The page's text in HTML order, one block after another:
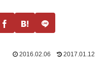
2016.02.06 2017.01.12